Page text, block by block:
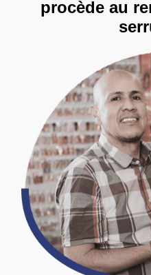
procède au